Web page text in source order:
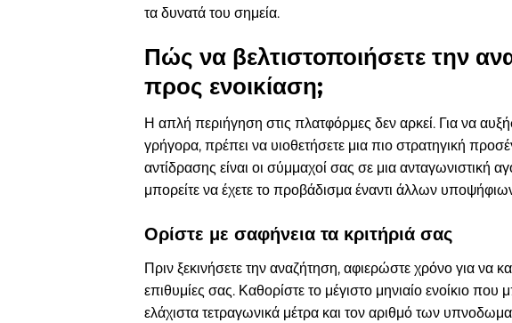
τα δυνατά του σημεία.
Πώς να βελτιστοποιήσετε την
προς ενοικίαση;
Η απλή περιήγηση στις πλατφόρμες δεν αρκεί. Για να
γρήγορα, πρέπει να υιοθετήσετε μια πιο στρατηγική
αντίδρασης είναι οι σύμμαχοί σας σε μια ανταγωνιστική
μπορείτε να έχετε το προβάδισμα έναντι άλλων
Ορίστε με σαφήνεια τα κριτήριά σας
Πριν ξεκινήσετε την αναζήτηση, αφιερώστε χρόνο για να
επιθυμίες σας. Καθορίστε το μέγιστο μηνιαίο ενοίκιο που
ελάχιστα τετραγωνικά μέτρα και τον αριθμό των